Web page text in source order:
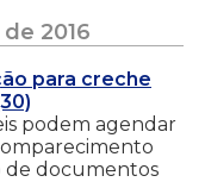
2016
para creche
podem agendar
de documentos